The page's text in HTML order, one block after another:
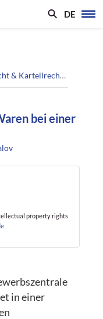
DE
& Kartellrecht ›
bei einer
property rights
in einer